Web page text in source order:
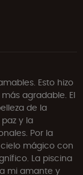
Esto hizo
agradable. El
de la
y la
Por la
mágico con
La piscina
mi amante y